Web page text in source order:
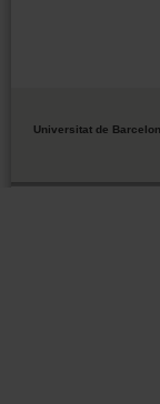
Universitat de